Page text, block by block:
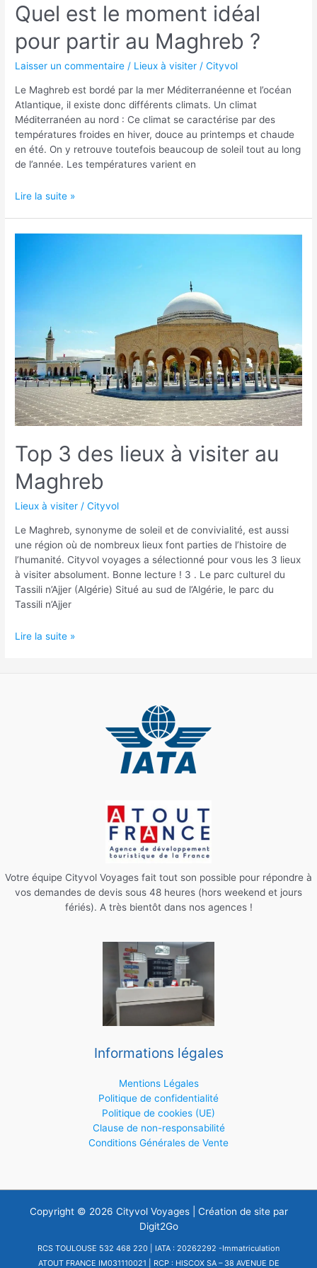
Quel est le moment idéal
pour partir au Maghreb ?
Laisser un commentaire / Lieux à visiter /Cityvol
Le Maghreb est bordé par la mer Méditerranéenne et l’océan
Atlantique, il existe donc différents climats. Un climat
Méditerranéen au nord : Ce climat se caractérise par des
températures froides en hiver, douce au printemps et chaude
en été. On y retrouve toutefois beaucoup de soleil tout au long
de l’année. Les températures varient en
Quel
Lire la suite »
Top 3 des lieux à visiter au
Maghreb
Lieux à visiter /Cityvol
Le Maghreb, synonyme de soleil et de convivialité, est aussi
une région où de nombreux lieux font parties de l’histoire de
l’humanité. Cityvol voyages a sélectionné pour vous les 3 lieux
à visiter absolument. Bonne lecture ! 3 . Le parc culturel du
Tassili n’Ajjer (Algérie) Situé au sud de l’Algérie, le parc du
Tassili n’Ajjer
Top
Lire la suite »
Votre équipe Cityvol Voyages fait tout son possible pour répondre à
vos demandes de devis sous 48 heures (hors weekend et jours
fériés). A très bientôt dans nos agences !
Informations légales
Mentions Légales
Politique de confidentialité
Politique de cookies (UE)
Clause de non-responsabilité
Conditions Générales de Vente
Copyright © 2026 Cityvol Voyages | Création de site par
Digit2Go
RCS TOULOUSE 532 468 220 | IATA : 20262292 -Immatriculation
ATOUT FRANCE IM031110021 | RCP : HISCOX SA – 38 AVENUE DE